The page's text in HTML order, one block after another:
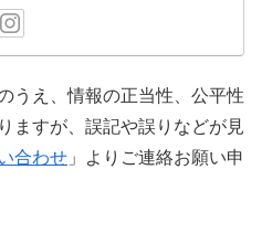
うえ、情報の正当性、公平性
ますが、誤記や誤りなどが見
合わせ 」よりご連絡お願い申